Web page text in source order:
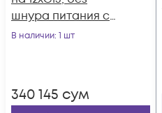
шнура питания с
вилкой C14, 10A
В наличии: 1 шт
340 145 сум